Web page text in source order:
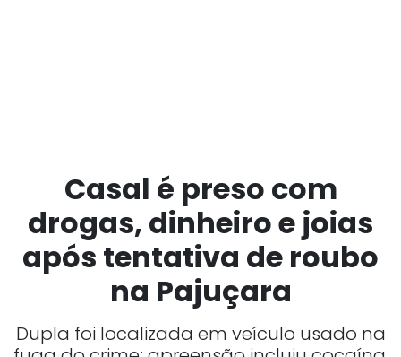
Casal é preso com
drogas, dinheiro e joias
após tentativa de roubo
na Pajuçara
Dupla foi localizada em veículo usado na